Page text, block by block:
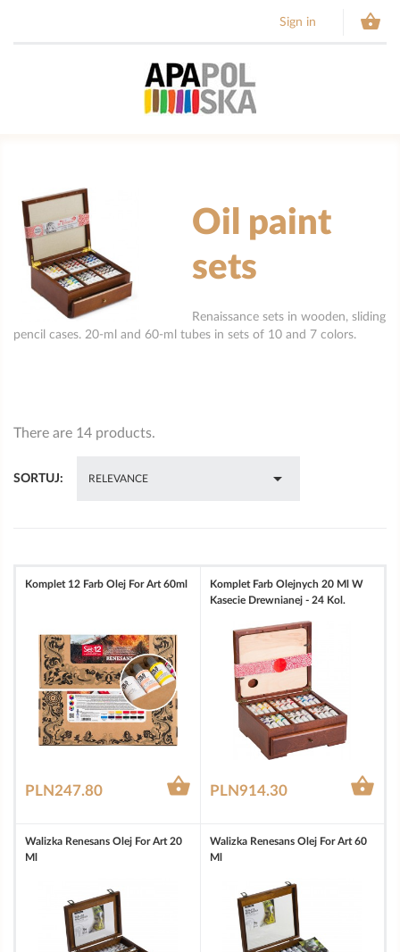
Sign in 
Oil paint
sets
Renaissance sets in wooden, sliding
pencil cases. 20-ml and 60-ml tubes in sets of 10 and 7 colors.
There are 14 products.
SORTUJ: RELEVANCE 
Komplet 12 Farb Olej For Art 60ml
PLN247.80 
Komplet Farb Olejnych 20 Ml W
Kasecie Drewnianej - 24 Kol.
PLN914.30 
Walizka Renesans Olej For Art 20
Ml
Walizka Renesans Olej For Art 60
Ml